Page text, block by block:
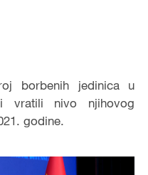
borbenih jedinica u
nivo njihovog
godine.